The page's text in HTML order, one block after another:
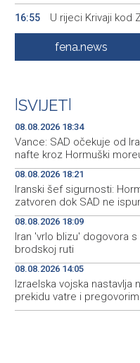
16:55 U rijeci Krivaji kod
Otvorena džamija
fena.news
SVIJET
08.08.2026 18:34
Vance: SAD očekuje od
nafte kroz Hormuški
08.08.2026 18:21
Iranski šef sigurnosti:
zatvoren dok SAD ne
08.08.2026 18:09
Iran 'vrlo blizu' dogovora
brodskoj ruti
08.08.2026 14:05
Izraelska vojska nastavlja
prekidu vatre i